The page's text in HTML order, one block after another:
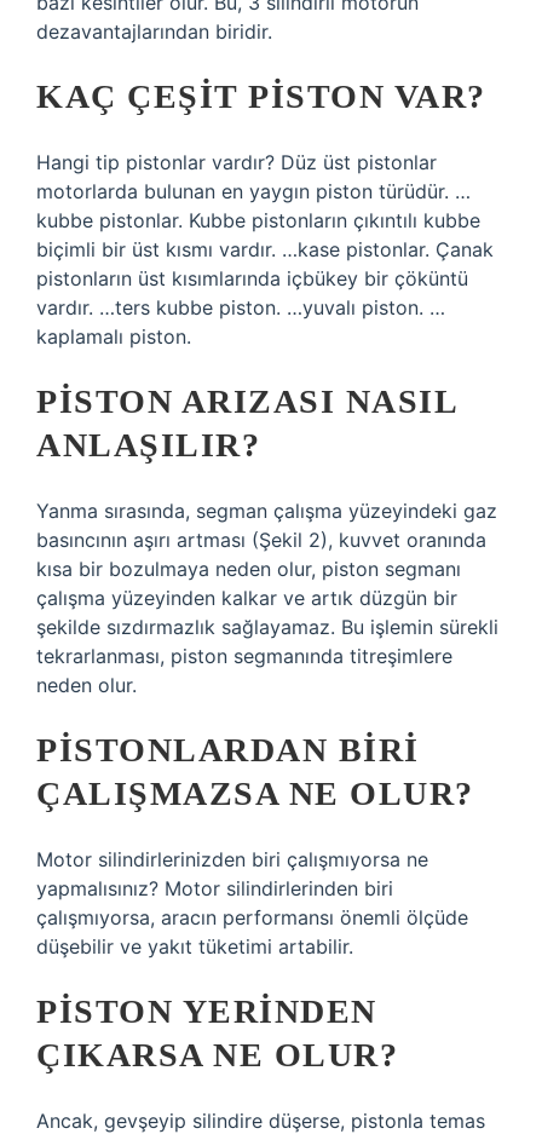
dezavantajlarından biridir.
KAÇ ÇEŞIT PISTON VAR?
Hangi tip pistonlar vardır? Düz üst pistonlar
motorlarda bulunan en yaygın piston türüdür. …
kubbe pistonlar. Kubbe pistonların çıkıntılı kubbe
biçimli bir üst kısmı vardır. …kase pistonlar. Çanak
pistonların üst kısımlarında içbükey bir çöküntü
vardır. …ters kubbe piston. …yuvalı piston. …
kaplamalı piston.
PISTON ARIZASI NASIL
ANLAŞILIR?
Yanma sırasında, segman çalışma yüzeyindeki gaz
basıncının aşırı artması (Şekil 2), kuvvet oranında
kısa bir bozulmaya neden olur, piston segmanı
çalışma yüzeyinden kalkar ve artık düzgün bir
şekilde sızdırmazlık sağlayamaz. Bu işlemin sürekli
tekrarlanması, piston segmanında titreşimlere
neden olur.
PISTONLARDAN BIRI
ÇALIŞMAZSA NE OLUR?
Motor silindirlerinizden biri çalışmıyorsa ne
yapmalısınız? Motor silindirlerinden biri
çalışmıyorsa, aracın performansı önemli ölçüde
düşebilir ve yakıt tüketimi artabilir.
PISTON YERINDEN
ÇIKARSA NE OLUR?
Ancak, gevşeyip silindire düşerse, pistonla temas